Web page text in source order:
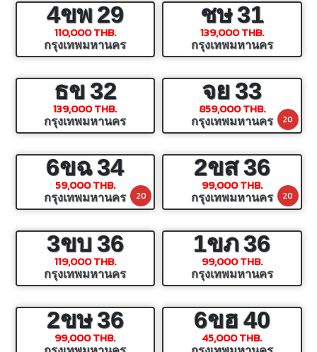
4ขพ29
110,000 THB.
กรุงเทพมหานคร
ชษ31
139,000 THB.
กรุงเทพมหานคร
ธข32
139,000 THB.
กรุงเทพมหานคร
จย33
859,000 THB.
กรุงเทพมหานคร 20
6ขฉ34
59,000 THB.
กรุงเทพมหานคร 20
2ขส36
99,000 THB.
กรุงเทพมหานคร 20
3ขบ36
119,000 THB.
กรุงเทพมหานคร
1ขภ36
99,000 THB.
กรุงเทพมหานคร
2ขษ36
99,000 THB.
6ขฮ40
45,000 THB.